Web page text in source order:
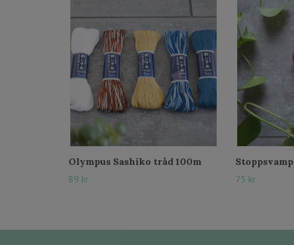
Olympus Sashiko tråd 100m
89 kr
Stoppsvamp
75 kr